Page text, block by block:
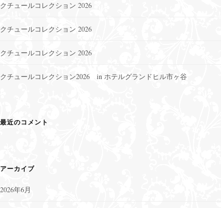
クチュールコレクション 2026
クチュールコレクション 2026
クチュールコレクション 2026
クチュールコレクション2026 in ホテルグランドヒル市ヶ谷
最近のコメント
アーカイブ
2026年6月